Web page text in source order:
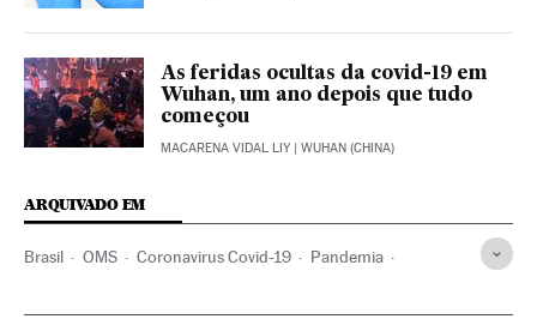
As feridas ocultas da covid-19 em
Wuhan, um ano depois que tudo
começou
MACARENA VIDAL LIY | WUHAN (CHINA)
ARQUIVADO EM
Brasil OMS Coronavirus Covid-19 Pandemia